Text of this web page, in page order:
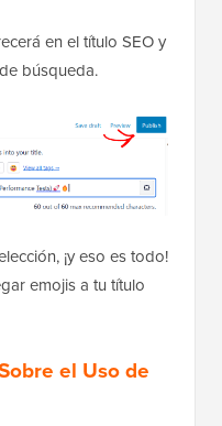
en el título SEO y
búsqueda.
¡y eso es todo!
emojis a tu título
el Uso de